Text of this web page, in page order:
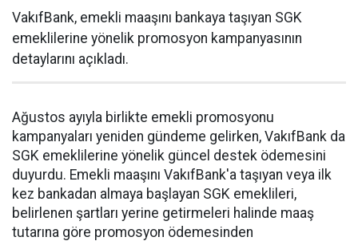
VakıfBank, emekli maaşını bankaya taşıyan SGK
emeklilerine yönelik promosyon kampanyasının
detaylarını açıkladı.
Ağustos ayıyla birlikte emekli promosyonu
kampanyaları yeniden gündeme gelirken, VakıfBank da
SGK emeklilerine yönelik güncel destek ödemesini
duyurdu. Emekli maaşını VakıfBank'a taşıyan veya ilk
kez bankadan almaya başlayan SGK emeklileri,
belirlenen şartları yerine getirmeleri halinde maaş
tutarına göre promosyon ödemesinden